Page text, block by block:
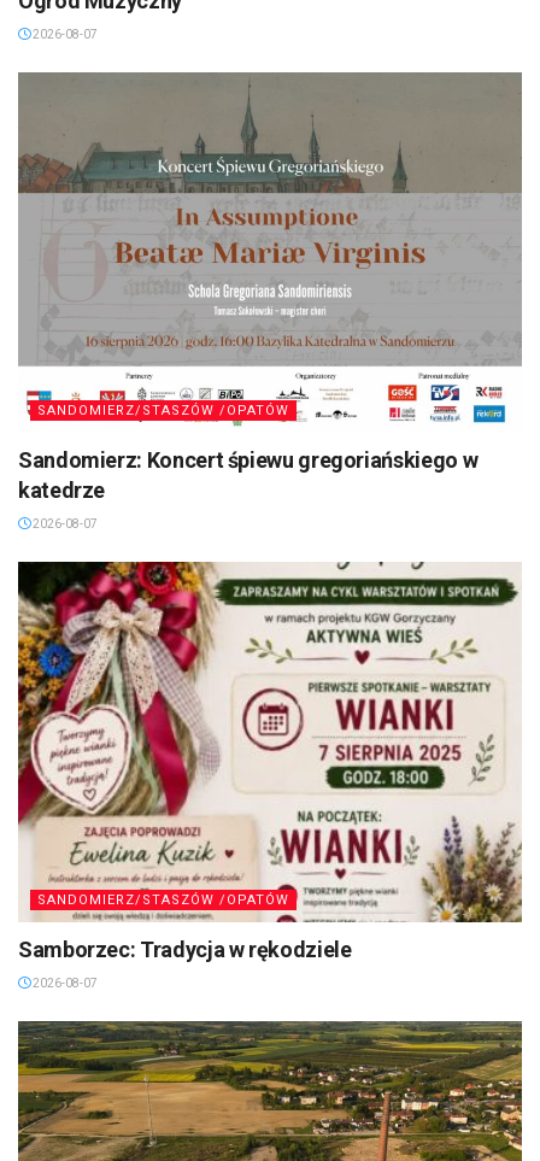
2026-08-07
SANDOMIERZ/STASZÓW /OPATÓW
Sandomierz: Koncert śpiewu gregoriańskiego w
katedrze
2026-08-07
SANDOMIERZ/STASZÓW /OPATÓW
Samborzec: Tradycja w rękodziele
2026-08-07